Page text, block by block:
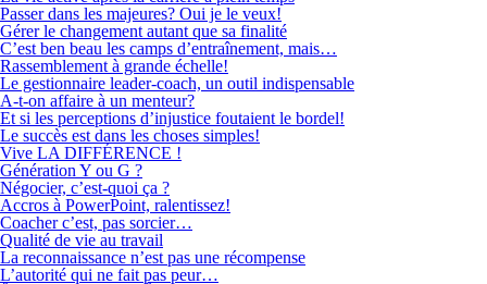
Passer dans les majeures? Oui je le veux!
Gérer le changement autant que sa finalité
C’est ben beau les camps d’entraînement, mais…
Rassemblement à grande échelle!
Le gestionnaire leader-coach, un outil indispensable
A-t-on affaire à un menteur?
Et si les perceptions d’injustice foutaient le bordel!
Le succès est dans les choses simples!
Vive LA DIFFÉRENCE !
Génération Y ou G ?
Négocier, c’est-quoi ça ?
Accros à PowerPoint, ralentissez!
Coacher c’est, pas sorcier…
Qualité de vie au travail
La reconnaissance n’est pas une récompense
L’autorité qui ne fait pas peur…